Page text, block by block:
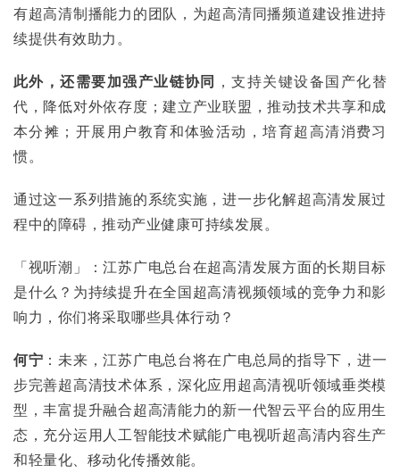
有超高清制播能力的团队，为超高清同播频道建设推进持
续提供有效助力。
此外，还需要加强产业链协同 ，支持关键设备国产化替
代，降低对外依存度；建立产业联盟，推动技术共享和成
本分摊；开展用户教育和体验活动，培育超高清消费习
惯。
通过这一系列措施的系统实施，进一步化解超高清发展过
程中的障碍，推动产业健康可持续发展。
「视听潮」：江苏广电总台在超高清发展方面的长期目标
是什么？为持续提升在全国超高清视频领域的竞争力和影
响力，你们将采取哪些具体行动？
何宁 ：未来，江苏广电总台将在广电总局的指导下，进一
步完善超高清技术体系，深化应用超高清视听领域垂类模
型，丰富提升融合超高清能力的新一代智云平台的应用生
态，充分运用人工智能技术赋能广电视听超高清内容生产
和轻量化、移动化传播效能。